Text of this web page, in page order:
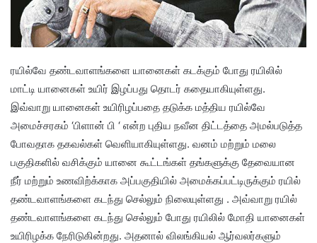
ரயில்வே தண்டவாளங்களை யானைகள் கடக்கும் போது ரயிலில்
மாட்டி யானைகள் உயிர் இழப்பது தொடர் கதையாகியுள்ளது.
இவ்வாறு யானைகள் உயிரிழப்பதை தடுக்க மத்திய ரயில்வே
அமைச்சரகம் ‘பிளான் பி ‘ என்ற புதிய நவீன திட்டத்தை அமல்படுத்த
போவதாக தகவல்கள் வெளியாகியுள்ளது. வனம் மற்றும் மலை
பகுதிகளில் வசிக்கும் யானை கூட்டங்கள் தங்களுக்கு தேவையான
நீர் மற்றும் உணவிற்க்காக அப்பகுதியில் அமைக்கப்பட்டிருக்கும் ரயில்
தண்டவாளங்களை கடந்து செல்லும் நிலையுள்ளது . அவ்வாறு ரயில்
தண்டவாளங்களை கடந்து செல்லும் போது ரயிலில் மோதி யானைகள்
உயிரிழக்க நேரிடுகின்றது. அதனால் விலங்கியல் ஆர்வலர்களும்